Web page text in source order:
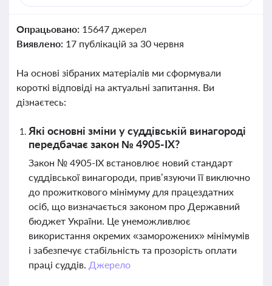
Опрацьовано: 15647 джерел
Виявлено: 17 публікацій за 30 червня
На основі зібраних матеріалів ми сформували
короткі відповіді на актуальні запитання. Ви
дізнаєтесь:
Які основні зміни у суддівській винагороді
передбачає закон № 4905-IX?
Закон № 4905-IX встановлює новий стандарт
суддівської винагороди, прив’язуючи її виключно
до прожиткового мінімуму для працездатних
осіб, що визначається законом про Державний
бюджет України. Це унеможливлює
використання окремих «заморожених» мінімумів
і забезпечує стабільність та прозорість оплати
праці суддів. Джерело